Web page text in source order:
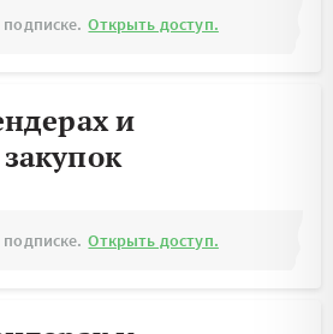
Открыть доступ.
и
Открыть доступ.